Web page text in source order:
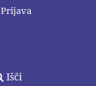
Išči
Prijava